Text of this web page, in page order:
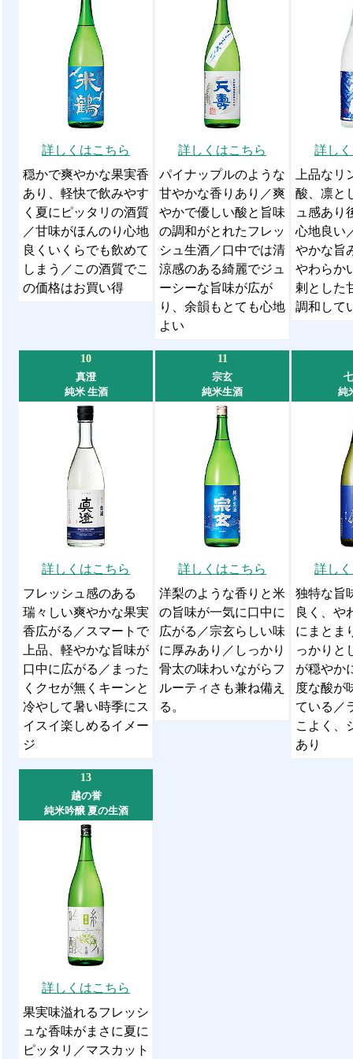
詳しくはこちら
穏かで爽やかな果実香
あり、軽快で飲みやす
く夏にピッタリの酒質
／甘味がほんのり心地
良くいくらでも飲めて
しまう／この酒質でこ
の価格はお買い得
詳しくはこちら
パイナップルのような
甘やかな香りあり／爽
やかで優しい酸と旨味
の調和がとれたフレッ
シュ生酒／口中では清
涼感のある綺麗でジュ
ーシーな旨味が広が
り、余韻もとても心地
よい
詳し
上品なリ
酸、凛と
ュ感あり
心地良い
やかな旨
やわらか
剌とした
調和して
10
真澄
純米 生酒
詳しくはこちら
フレッシュ感のある
瑞々しい爽やかな果実
香広がる／スマートで
上品、軽やかな旨味が
口中に広がる／まった
くクセが無くキーンと
冷やして暑い時季にス
イスイ楽しめるイメー
ジ
11
宗玄
純米生酒
詳しくはこちら
洋梨のような香りと米
の旨味が一気に口中に
広がる／宗玄らしい味
に厚みあり／しっかり
骨太の味わいながらフ
ルーティさも兼ね備え
る。
純
詳し
独特な旨
良く、や
にまとま
っかりと
が穏やか
度な酸が
ている／
こよく、
あり
13
越の誉
純米吟醸 夏の生酒
詳しくはこちら
果実味溢れるフレッシ
ュな香味がまさに夏に
ピッタリ／マスカット